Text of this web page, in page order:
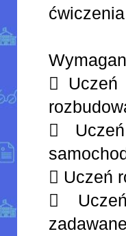
 Uczeń

 Uczeń
